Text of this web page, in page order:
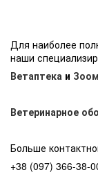
Для наиболее
наши
Ветаптека и
Ветеринарное
Больше
+38 (097) 366-38-